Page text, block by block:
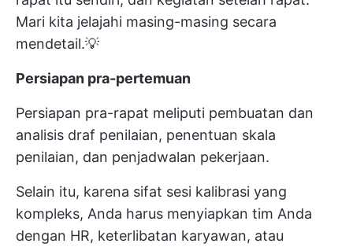
Mari kita jelajahi masing-masing secara
mendetail.💡
Persiapan pra-pertemuan
Persiapan pra-rapat meliputi pembuatan dan
analisis draf penilaian, penentuan skala
penilaian, dan penjadwalan pekerjaan.
Selain itu, karena sifat sesi kalibrasi yang
kompleks, Anda harus menyiapkan tim Anda
dengan HR, keterlibatan karyawan, atau